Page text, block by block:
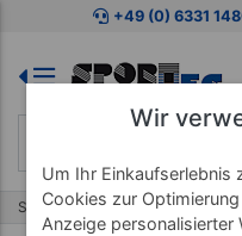
Zum Kaufbereich springen
+49 (0) 6331
Start Bänder Fitness Tubes
Wir
Um Ihr Einkaufserlebnis
Cookies zur
Anzeige personalisierter